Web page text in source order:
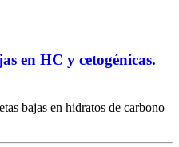
en HC y cetogénicas.
bajas en hidratos de carbono